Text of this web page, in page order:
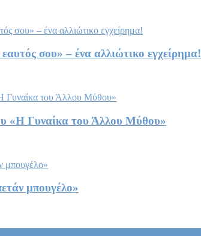
σου» – ένα αλλιώτικο εγχείρημα!
«Η Γυναίκα του Άλλου Μύθου»
μπουγέλο»